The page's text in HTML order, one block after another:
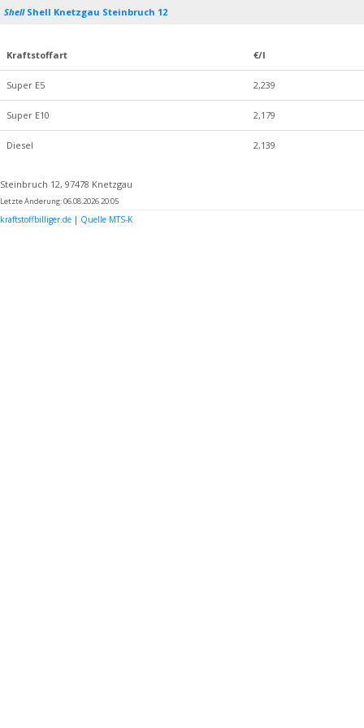
ShellShell Knetzgau Steinbruch 12
Kraftstoffart €/l
Super E5 2,239
Super E10 2,179
Diesel 2,139
Steinbruch 12, 97478 Knetzgau
Letzte Änderung: 06.08.2026 20:05
kraftstoffbilliger.de | Quelle MTS-K